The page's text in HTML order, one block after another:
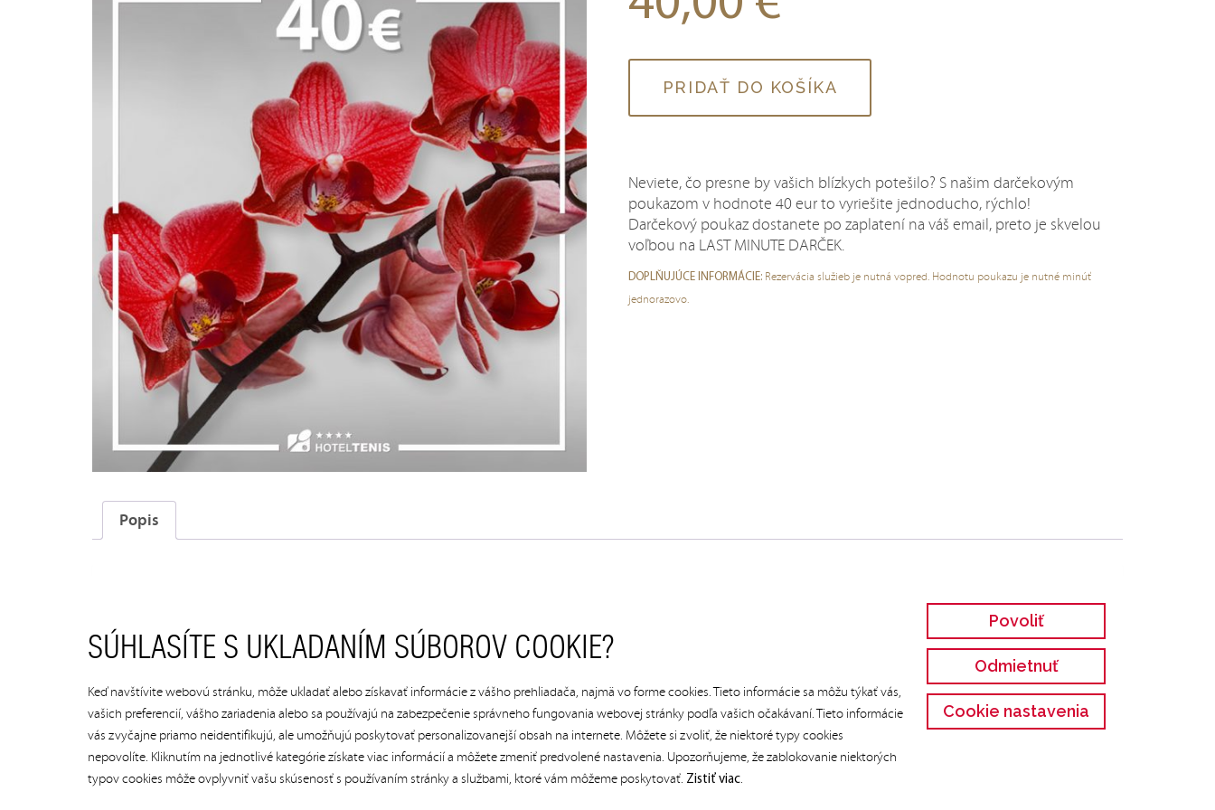
množstvo
PRIDAŤ DO KOŠÍKA
Neviete, čo presne by vašich blízkych potešilo? S našim darčekovým
poukazom v hodnote 40 eur to vyriešite jednoducho, rýchlo!
Darčekový poukaz dostanete po zaplatení na váš email, preto je skvelou
voľbou na LAST MINUTE DARČEK.
DOPLŇUJÚCE INFORMÁCIE: Rezervácia služieb je nutná vopred. Hodnotu poukazu je nutné minúť
jednorazovo.
Popis
Danú hodnotu môže obdarovaný vyčerpať na ubytovanie, gastro služby alebo na vstup na športoviská (napr: tenis, zábavný golf, vodný svet a iné aktuálne
dostupné aktivity). Čerpanie hodnoty je jednorazové, preto je nutné sumu minúť naraz v jeden deň. Služby je možné kombinovať a v prípade presiahnutia
hodnoty poukazu je možné zvyšnú časť doplatiť na mieste v hotovosti alebo kartou. Z poukazu sa nevydáva.
SÚHLASÍTE S UKLADANÍM SÚBOROV COOKIE?
Keď navštívite webovú stránku, môže ukladať alebo získavať informácie z vášho prehliadača, najmä vo forme cookies. Tieto informácie sa môžu týkať vás,
vašich preferencií, vášho zariadenia alebo sa používajú na zabezpečenie správneho fungovania webovej stránky podľa vašich očakávaní. Tieto informácie
vás zvyčajne priamo neidentifikujú, ale umožňujú poskytovať personalizovanejší obsah na internete. Môžete si zvoliť, že niektoré typy cookies
nepovolíte. Kliknutím na jednotlivé kategórie získate viac informácií a môžete zmeniť predvolené nastavenia. Upozorňujeme, že zablokovanie niektorých
typov cookies môže ovplyvniť vašu skúsenosť s používaním stránky a službami, ktoré vám môžeme poskytovať. Zistiť viac.
Povoliť
Odmietnuť
Cookie nastavenia